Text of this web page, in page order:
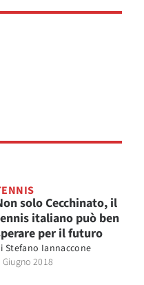
solo Cecchinato, il
italiano può ben
per il futuro
Stefano Iannaccone
Giugno 2018